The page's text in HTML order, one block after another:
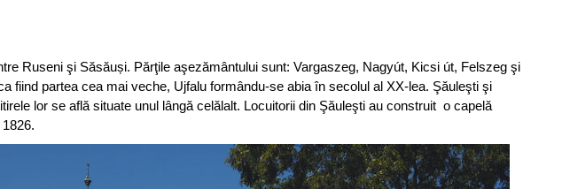
Ruseni şi Săsăuși. Părţile aşezământului sunt: Vargaszeg, Nagyút, Kicsi út, Felszeg şi
fiind partea cea mai veche, Ujfalu formându-se abia în secolul al XX-lea. Şăuleşti şi
lor se află situate unul lângă celălalt. Locuitorii din Şăuleşti au construit o capelă